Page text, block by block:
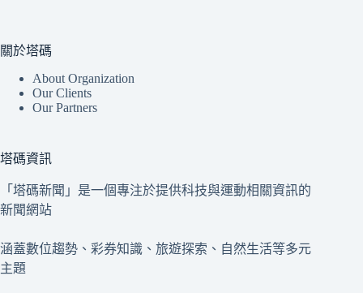
關於塔碼
About Organization
Our Clients
Our Partners
塔碼資訊
「塔碼新聞」是一個專注於提供科技與運動相關資訊的
新聞網站
涵蓋數位趨勢、彩券知識、旅遊探索、自然生活等多元
主題